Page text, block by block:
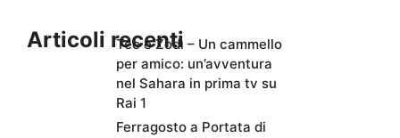
Articoli recentiTeo e Zodì – Un cammello
per amico: un’avventura
nel Sahara in prima tv su
Rai 1
Ferragosto a Portata di